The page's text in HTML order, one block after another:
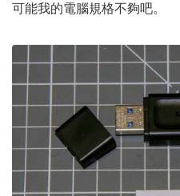
可能我的電腦規格不夠吧。